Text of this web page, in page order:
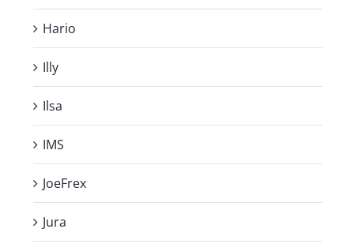
Hario
Illy
Ilsa
IMS
JoeFrex
Jura